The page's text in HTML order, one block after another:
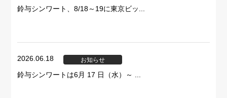
鈴与シンワート、8/18～19に東京ビッ...
2026.06.18 お知らせ
鈴与シンワートは6月 17 日（水）～ ...